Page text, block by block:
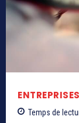
ENTREPRISES
Temps de